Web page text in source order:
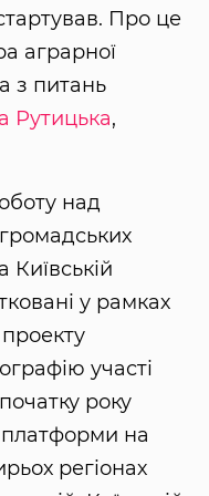
Про це
аграрної
з питань
Рутицька,
над
Київській
у рамках
участі
року
платформи на
регіонах